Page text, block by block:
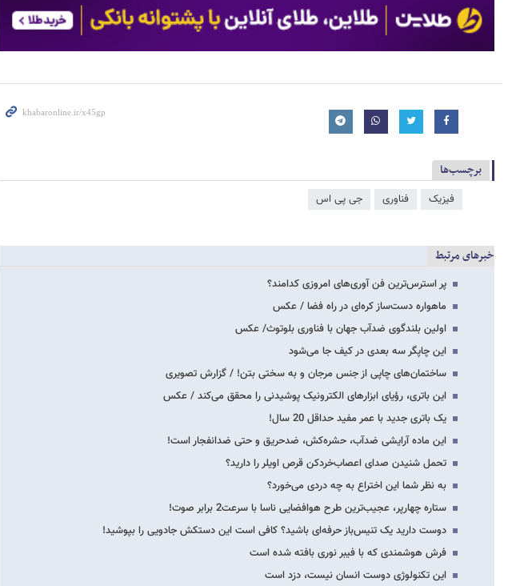
برچسب‌ها
فیزیک فناوری جی پی اس
خبرهای مرتبط
پر استر‌س‌ترین فن آوری‌های امروزی کدامند؟
ماهواره دست‌ساز کره‌ای در راه فضا / عکس
اولین بلندگوی ضدآب جهان با فناوری بلوتوث/ عکس
این چاپگر سه بعدی در کیف جا می‌شود
ساختمان‌های چاپی از جنس مرجان و به سختی بتن! / گزارش تصویری
این باتری‌، رؤیای ابزارهای الکترونیک پوشیدنی را محقق می‌کند / عکس
یک باتری جدید با عمر مفید حداقل 20 سال!
این ماده آرایشی ضدآب، حشره‌کش، ضدحریق و حتی ضدانفجار است!
تحمل شنیدن صدای اعصاب‌خردکن قرص اویلر را دارید؟
به نظر شما این اختراع به چه دردی می‌خورد؟
ستاره چهارپر، عجیب‌ترین طرح هوافضایی ناسا با سرعت2 برابر صوت!
دوست دارید یک تنیس‌باز حرفه‌ای باشید؟ کافی است این دستکش جادویی را بپوشید!
فرش هوشمندی که با فیبر نوری بافته شده است
این تکنولوژی دوست انسان نیست، دزد است